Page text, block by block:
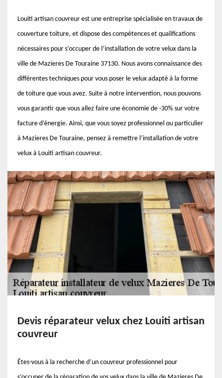
Louiti artisan couvreur est une entreprise spécialisée en travaux de
couverture toiture, et dispose des compétences et qualifications
nécessaires pour s’occuper de l’installation de votre velux dans la
ville de Mazieres De Touraine 37130. Nous avons connaissance des
différentes techniques pour vous poser le velux adapté à la forme
de toiture que vous avez. Suite à notre intervention, nous pouvons
vous garantir que vous allez faire une économie de -30% sur votre
facture d’énergie. Ainsi, que vous soyez professionnel ou particulier
à Mazieres De Touraine, pensez à remettre l’installation de votre
velux à Louiti artisan couvreur.
Devis réparateur velux chez Louiti artisan
couvreur
Êtes-vous à la recherche d’un couvreur professionnel pour